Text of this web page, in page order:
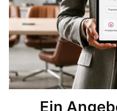
Ein